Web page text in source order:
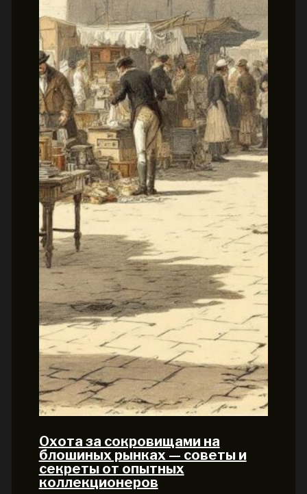
Охота за сокровищами на
блошиных рынках — советы и
секреты от опытных
коллекционеров